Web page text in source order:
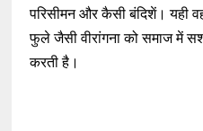
परिसीमन और कैसी बंदिशें। यही
फुले जैसी वीरांगना को समाज में
करती है।